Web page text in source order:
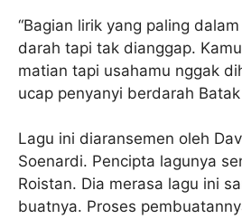
“Bagian lirik yang paling
darah tapi tak dianggap.
matian tapi usahamu nggak
ucap penyanyi berdarah
Lagu ini diaransemen oleh
Soenardi. Pencipta lagunya
Roistan. Dia merasa lagu ini
buatnya. Proses